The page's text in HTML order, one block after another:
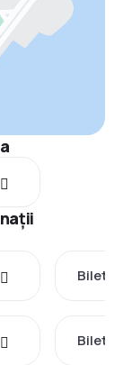
Bilete
Bilete